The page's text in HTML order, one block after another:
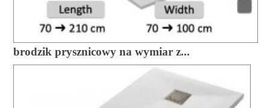
brodzik prysznicowy na wymiar z...